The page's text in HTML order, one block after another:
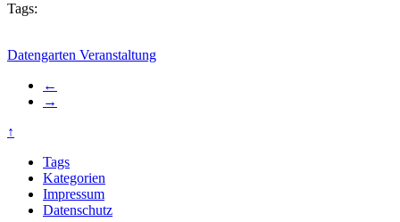
Tags:
Datengarten Veranstaltung
←
→
↑
Tags
Kategorien
Impressum
Datenschutz